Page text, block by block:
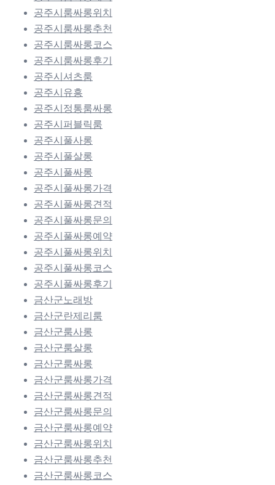
공주시룸싸롱위치
공주시룸싸롱추천
공주시룸싸롱코스
공주시룸싸롱후기
공주시셔츠룸
공주시유흥
공주시정통룸싸롱
공주시퍼블릭룸
공주시풀사롱
공주시풀살롱
공주시풀싸롱
공주시풀싸롱가격
공주시풀싸롱견적
공주시풀싸롱문의
공주시풀싸롱예약
공주시풀싸롱위치
공주시풀싸롱코스
공주시풀싸롱후기
금산군노래방
금산군란제리룸
금산군룸사롱
금산군룸살롱
금산군룸싸롱
금산군룸싸롱가격
금산군룸싸롱견적
금산군룸싸롱문의
금산군룸싸롱예약
금산군룸싸롱위치
금산군룸싸롱추천
금산군룸싸롱코스